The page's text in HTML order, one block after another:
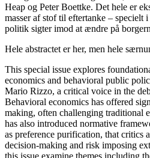
Heap og Peter Boettke. Det hele er
masser af stof til eftertanke – specielt
politik sigter imod at ændre på
Hele abstractet er her, men hele
This special issue explores
economics and behavioral public
Mario Rizzo, a critical voice in the
Behavioral economics has offered
making, often challenging traditional
has also introduced normative
as preference purification, that critics
decision-making and risk imposing